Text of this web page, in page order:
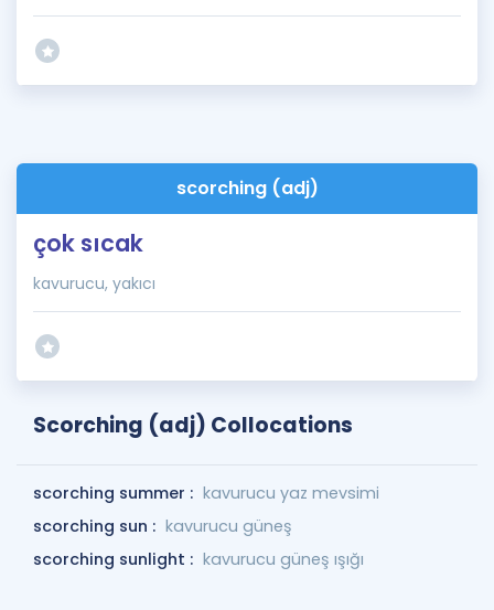
scorching (adj)
çok sıcak
kavurucu, yakıcı
Scorching (adj) Collocations
scorching summer : kavurucu yaz mevsimi
scorching sun : kavurucu güneş
scorching sunlight : kavurucu güneş ışığı